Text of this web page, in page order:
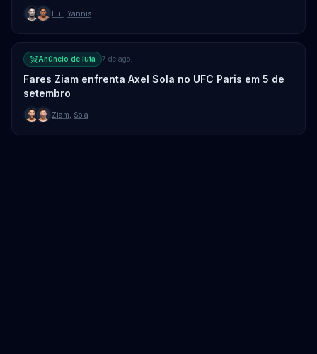
Lui Yannis
Anúncio de luta 7 de ago.
Fares Ziam enfrenta Axel Sola no UFC Paris em 5 de
setembro
Ziam Sola